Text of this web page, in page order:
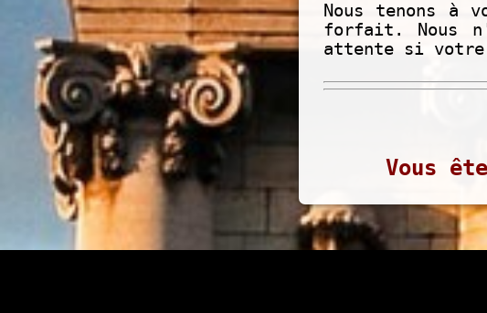
Nous tenons à
forfait. Nous
attente si
Vous